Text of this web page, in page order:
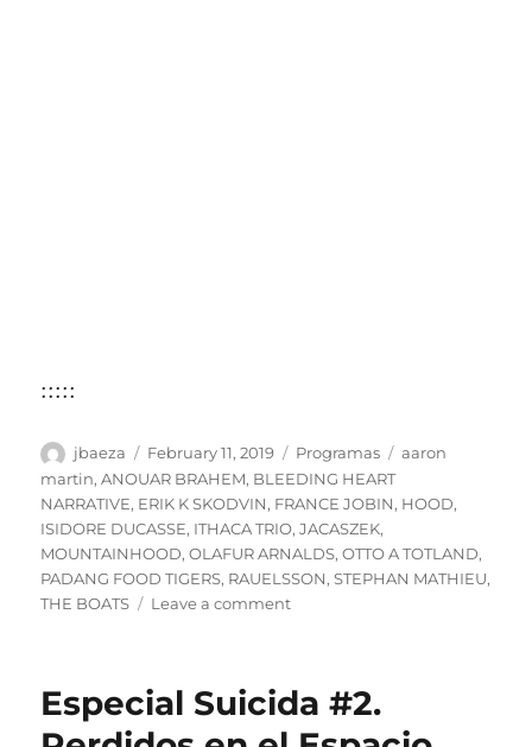
:::::
Author
jbaeza
Posted
on
February 11, 2019 Categories
Programas Tags
aaron
martin,ANOUAR BRAHEM, BLEEDING HEART
NARRATIVE, ERIK K SKODVIN, FRANCE JOBIN, HOOD,
ISIDORE DUCASSE, ITHACA TRIO,JACASZEK,
MOUNTAINHOOD,OLAFUR ARNALDS,OTTO A TOTLAND,
PADANG FOOD TIGERS, RAUELSSON,STEPHAN MATHIEU,
THE BOATS
Leave a commenton
emisiÃ³n
Especial Suicida #2.